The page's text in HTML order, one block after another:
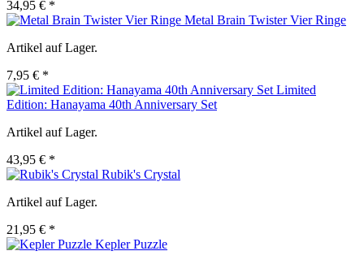
34,95 € *
Metal Brain Twister Vier Ringe
Artikel auf Lager.
7,95 € *
Limited
Edition: Hanayama 40th Anniversary Set
Artikel auf Lager.
43,95 € *
Rubik's Crystal
Artikel auf Lager.
21,95 € *
Kepler Puzzle